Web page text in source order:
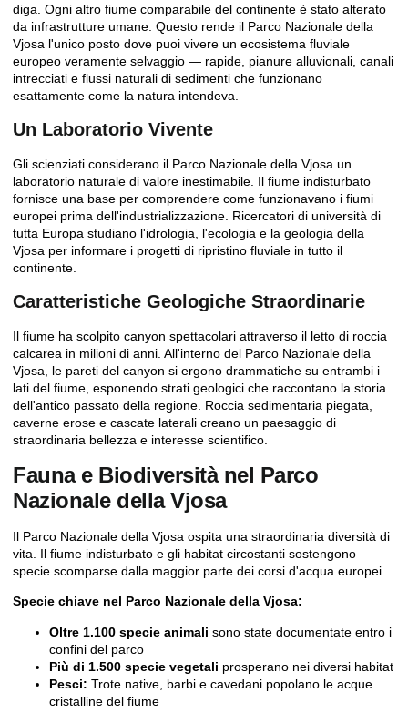
diga. Ogni altro fiume comparabile del continente è stato alterato
da infrastrutture umane. Questo rende il Parco Nazionale della
Vjosa l'unico posto dove puoi vivere un ecosistema fluviale
europeo veramente selvaggio — rapide, pianure alluvionali, canali
intrecciati e flussi naturali di sedimenti che funzionano
esattamente come la natura intendeva.
Un Laboratorio Vivente
Gli scienziati considerano il Parco Nazionale della Vjosa un
laboratorio naturale di valore inestimabile. Il fiume indisturbato
fornisce una base per comprendere come funzionavano i fiumi
europei prima dell'industrializzazione. Ricercatori di università di
tutta Europa studiano l'idrologia, l'ecologia e la geologia della
Vjosa per informare i progetti di ripristino fluviale in tutto il
continente.
Caratteristiche Geologiche Straordinarie
Il fiume ha scolpito canyon spettacolari attraverso il letto di roccia
calcarea in milioni di anni. All'interno del Parco Nazionale della
Vjosa, le pareti del canyon si ergono drammatiche su entrambi i
lati del fiume, esponendo strati geologici che raccontano la storia
dell'antico passato della regione. Roccia sedimentaria piegata,
caverne erose e cascate laterali creano un paesaggio di
straordinaria bellezza e interesse scientifico.
Fauna e Biodiversità nel Parco
Nazionale della Vjosa
Il Parco Nazionale della Vjosa ospita una straordinaria diversità di
vita. Il fiume indisturbato e gli habitat circostanti sostengono
specie scomparse dalla maggior parte dei corsi d'acqua europei.
Specie chiave nel Parco Nazionale della Vjosa:
Oltre 1.100 specie animali sono state documentate entro i
confini del parco
Più di 1.500 specie vegetali prosperano nei diversi habitat
Pesci: Trote native, barbi e cavedani popolano le acque
cristalline del fiume